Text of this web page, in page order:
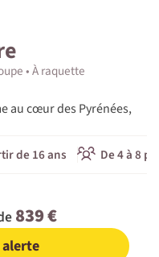
À raquette
au cœur des Pyrénées,
de 16 ans De 4 à 8
839 €
alerte